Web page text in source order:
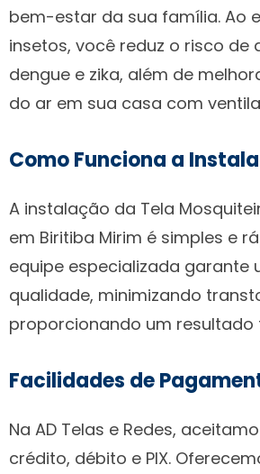
bem-estar da sua família. Ao
insetos, você reduz o risco de
dengue e zika, além de
do ar em sua casa com
Como Funciona a
A instalação da Tela
em Biritiba Mirim é simples e
equipe especializada garante
qualidade, minimizando
proporcionando um resultado
Facilidades de
Na AD Telas e Redes,
crédito, débito e PIX.